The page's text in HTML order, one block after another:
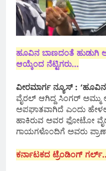
ಹೂವಿನ ಬಾಣದಂತೆ ಹುಡುಗಿ
ಆಯ್ಕೆಂದ ನೆಟ್ಟಿಗರು…
ವೀರಮಾರ್ಗ ನ್ಯೂಸ್ :
ವೈರಲ್ ಆಗಿದ್ದ ಸಿಂಗ‌ರ್
ಅಪಘಾತವಾಗಿದೆ ಎಂದು
ಹಾಕಿರುವ ಅವರ ಫೋಟೋ
ಗಾಯಗಳೊಂದಿಗೆ ಅವರು
ಕರ್ನಾಟಕದ ಟ್ರೆಂಡಿಂಗ್